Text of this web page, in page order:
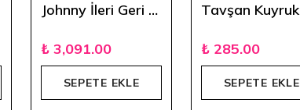
Johnny İleri Geri Hareketli Uzaktan Kumandalı Titreşimli Vibratör 21 cm
₺ 3,091.00
SEPETE EKLE
₺ 285.00
SEPETE EKLE